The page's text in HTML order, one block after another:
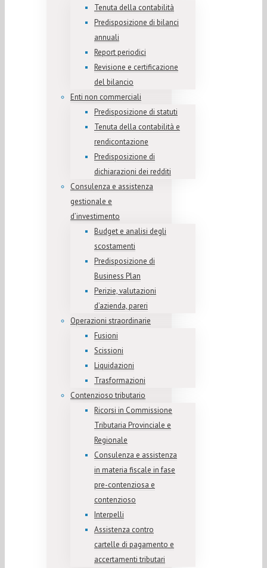
Tenuta della contabilità
Predisposizione di bilanci
annuali
Report periodici
Revisione e certificazione
del bilancio
Enti non commerciali
Predisposizione di statuti
Tenuta della contabilità e
rendicontazione
Predisposizione di
dichiarazioni dei redditi
Consulenza e assistenza
gestionale e
d’investimento
Budget e analisi degli
scostamenti
Predisposizione di
Business Plan
Perizie, valutazioni
d’azienda, pareri
Operazioni straordinarie
Fusioni
Scissioni
Liquidazioni
Trasformazioni
Contenzioso tributario
Ricorsi in Commissione
Tributaria Provinciale e
Regionale
Consulenza e assistenza
in materia fiscale in fase
pre-contenziosa e
contenzioso
Interpelli
Assistenza contro
cartelle di pagamento e
accertamenti tributari